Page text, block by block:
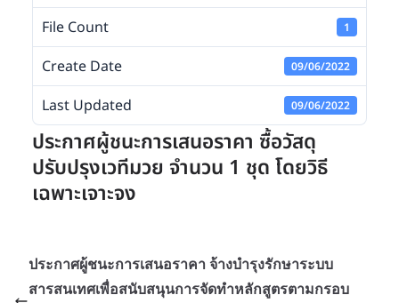
File Count 1
Create Date 09/06/2022
Last Updated 09/06/2022
ประกาศผู้ชนะการเสนอราคา ซื้อวัสดุ
ปรับปรุงเวทีมวย จำนวน 1 ชุด โดยวิธี
เฉพาะเจาะจง
ประกาศผู้ชนะการเสนอราคา จ้างบำรุงรักษาระบบ
สารสนเทศเพื่อสนับสนุนการจัดทำหลักสูตรตามกรอบ